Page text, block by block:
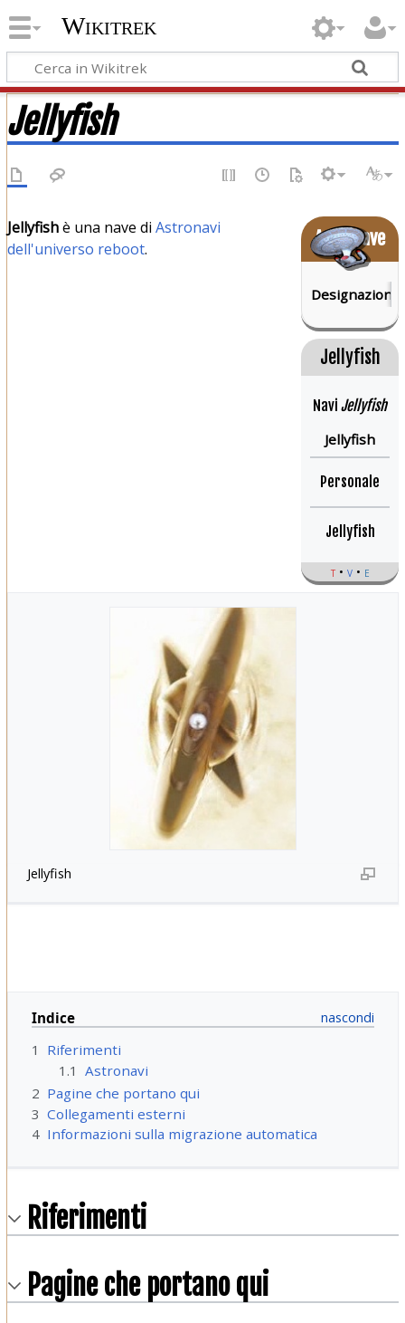
Wikitrek
Jellyfish
Astronave
Designazione:
Jellyfish
NaviJellyfish
Jellyfish
Personale
Jellyfish
t v e
Jellyfishè una nave di Astronavi
dell'universo reboot.
Jellyfish
Indice
1
Riferimenti
1.1
Astronavi
2 Pagine che portano qui
3 Collegamenti esterni
4 Informazioni sulla migrazione automatica
Riferimenti
Pagine che portano qui